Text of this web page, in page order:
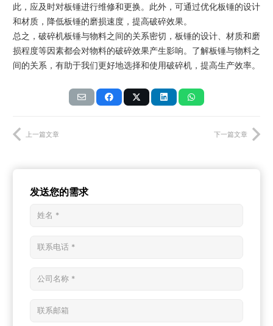
此，应及时对板锤进行维修和更换。此外，可通过优化板锤的设计
和材质，降低板锤的磨损速度，提高破碎效果。
总之，破碎机板锤与物料之间的关系密切，板锤的设计、材质和磨
损程度等因素都会对物料的破碎效果产生影响。了解板锤与物料之
间的关系，有助于我们更好地选择和使用破碎机，提高生产效率。
上一篇文章 下一篇文章
发送您的需求